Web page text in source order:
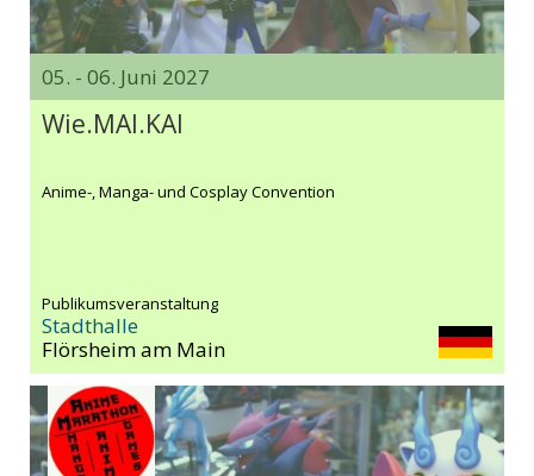
05. - 06. Juni 2027
Wie.MAI.KAI
Anime-, Manga- und Cosplay Convention
Publikumsveranstaltung
Stadthalle
Flörsheim am Main